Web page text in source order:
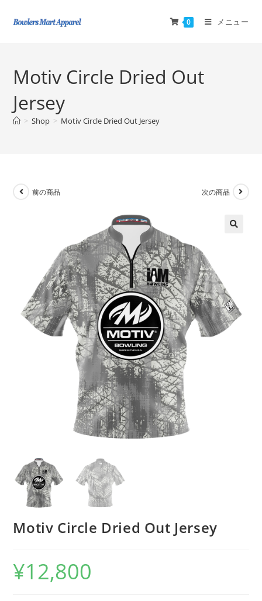
0 メニュー
Motiv Circle Dried Out
Jersey
> Shop > Motiv Circle Dried Out Jersey
前の商品 次の商品
Motiv Circle Dried Out Jersey
¥12,800